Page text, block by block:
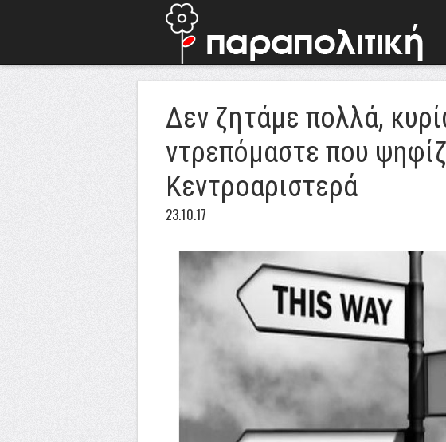
Δεν ζητάμε πολλά,
ντρεπόμαστε που
Κεντροαριστερά
23.10.17